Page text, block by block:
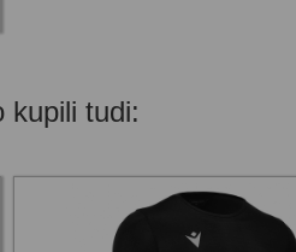
kupili tudi: